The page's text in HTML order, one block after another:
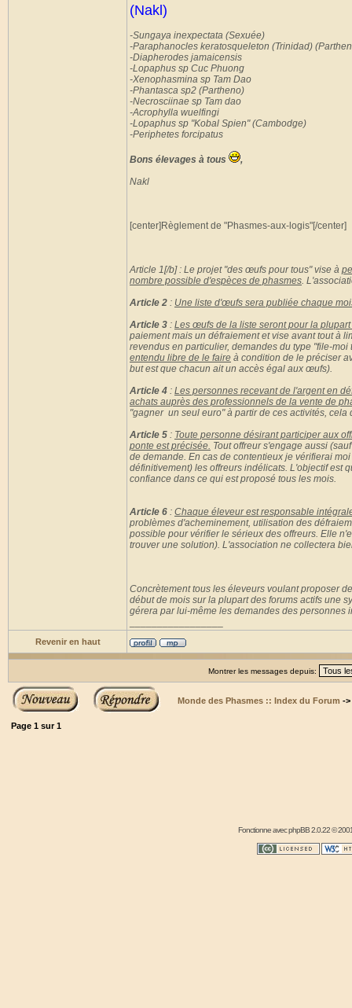
(Nakl)
-Sungaya inexpectata (Sexuée)
-Paraphanocles keratosqueleton (Trinidad)
-Diapherodes jamaicensis
-Lopaphus sp Cuc Phuong
-Xenophasmina sp Tam Dao
-Phantasca sp2 (Partheno)
-Necrosciinae sp Tam dao
-Acrophylla wuelfingi
-Lopaphus sp "Kobal Spien" (Cambodge)
-Periphetes forcipatus
Bons élevages à tous
,
Nakl
[center]Règlement de "Phasmes-aux-logis"[/center]
Article 1[/b] : Le projet "des œufs pour tous" vise à
nombre possible d'espèces de phasmes.
Article 2 : Une liste d'œufs sera publiée chaque
Article 3 : Les œufs de la liste seront pour la
paiement mais un défraiement et vise avant tout à
revendus en particulier, demandes du type "file-moi
entendu libre de le faire à condition de le préciser
but est que chacun ait un accès égal aux œufs).
Article 4 : Les personnes recevant de l'argent en
achats auprès des professionnels de la vente de
"gagner un seul euro" à partir de ces activités,
Article 5 : Toute personne désirant participer aux
ponte est précisée. Tout offreur s'engage aussi
de demande. En cas de contentieux je vérifierai
définitivement) les offreurs indélicats. L'objectif est
confiance dans ce qui est proposé tous les mois.
Article 6 : Chaque éleveur est responsable
problèmes d'acheminement, utilisation des
possible pour vérifier le sérieux des offreurs. Elle
trouver une solution). L'association ne collectera
Concrètement tous les éleveurs voulant proposer
début de mois sur la plupart des forums actifs une
gérera par lui-même les demandes des personnes
Revenir en haut
Montrer les messages depuis:
Monde des Phasmes :: Index du Forum ->
Page 1 sur1
Fonctionne avecphpBB2.0.22 ©